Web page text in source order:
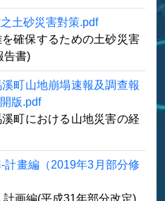
土砂災害對策.pdf
確保するための土砂災害
告書)
町山地崩塌速報及調查報
版.pdf
町における山地災害の経
計畫編（2019年3月部分修
画編(平成31年部分改定)